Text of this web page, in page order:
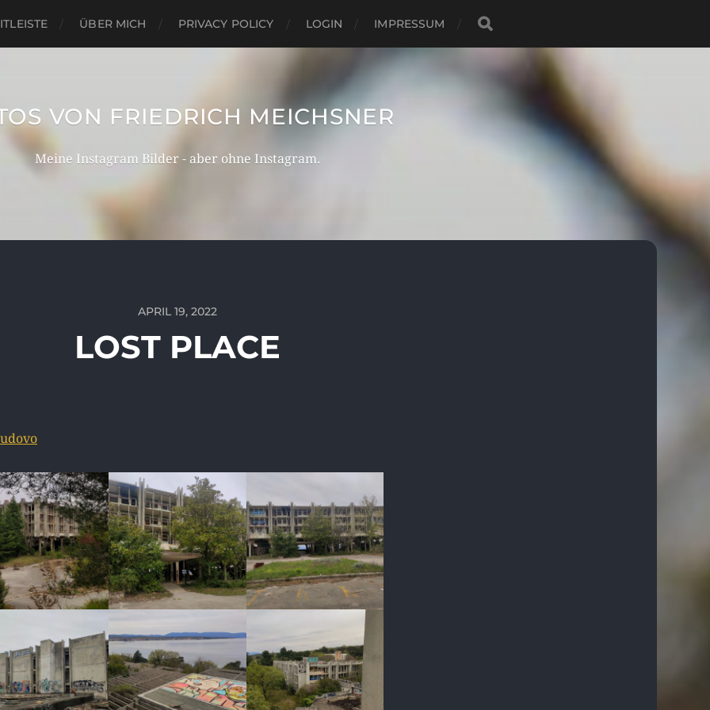
ÜBER MICH PRIVACY POLICY LOGIN IMPRESSUM
VON FRIEDRICH MEICHSNER
Meine Instagram Bilder - aber ohne Instagram.
APRIL 19, 2022
LOST PLACE